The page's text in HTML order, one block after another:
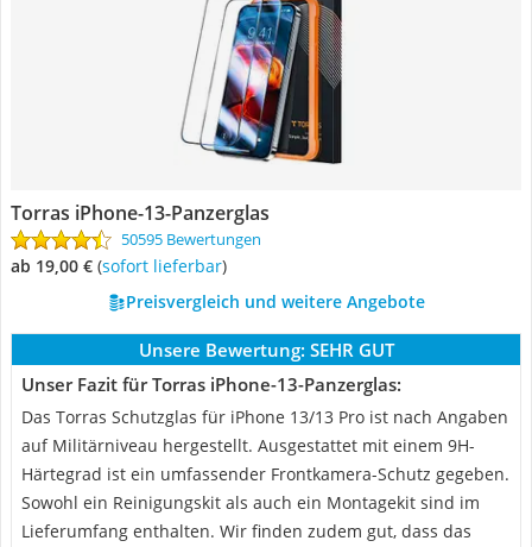
Torras iPhone-13-Panzerglas
50595 Bewertungen
ab 19,00 € ( Sofort lieferbar)
Preisvergleich und weitere Angebote
Unsere Bewertung: SEHR GUT
Unser Fazit für Torras iPhone-13-Panzerglas:
Das Torras Schutzglas für iPhone 13/13 Pro ist nach Angaben
auf Militärniveau hergestellt. Ausgestattet mit einem 9H-
Härtegrad ist ein umfassender Frontkamera-Schutz gegeben.
Sowohl ein Reinigungskit als auch ein Montagekit sind im
Lieferumfang enthalten. Wir finden zudem gut, dass das